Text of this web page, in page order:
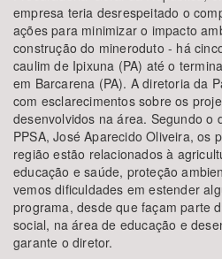
empresa teria desrespeitado o
ações para minimizar o impacto
construção do mineroduto - há
caulim de Ipixuna (PA) até o
em Barcarena (PA). A diretoria da
com esclarecimentos sobre os
desenvolvidos na área. Segundo o
PPSA, José Aparecido Oliveira, os
região estão relacionados à
educação e saúde, proteção
vemos dificuldades em estender
programa, desde que façam parte
social, na área de educação e
garante o diretor.